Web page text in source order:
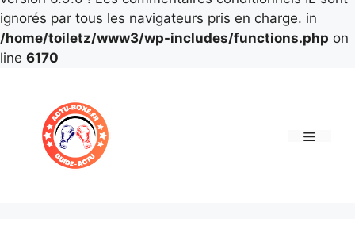
ignorés par tous les navigateurs pris en charge. in
/home/toiletz/www3/wp-includes/functions.php on
line 6170
contenu